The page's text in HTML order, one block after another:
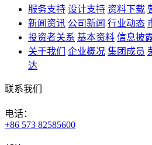
服务支持 设计支持 资料下载
新闻资讯 公司新闻 行业动态
投资者关系 基本资料 信息披
关于我们
企业概况 集团成员
达
联系我们
电话：
+86 573 82585600